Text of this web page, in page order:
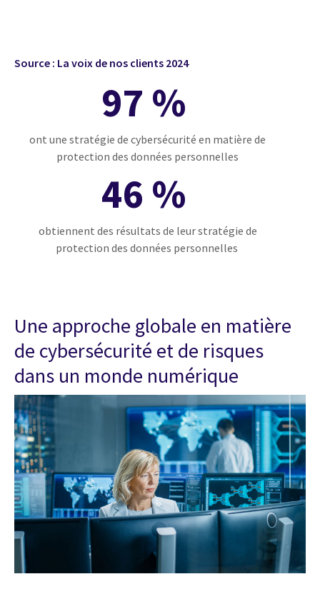
Source : La voix de nos clients 2024
97 %
ont une stratégie de cybersécurité en matière de
protection des données personnelles
46 %
obtiennent des résultats de leur stratégie de
protection des données personnelles
Une approche globale en matière
de cybersécurité et de risques
dans un monde numérique